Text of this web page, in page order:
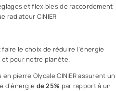
et flexibles de raccordement
radiateur CINIER
faire le choix de réduire l’énergie
pour notre planète.
pierre Olycale CINIER assurent un
d’énergie de 25% par rapport à un